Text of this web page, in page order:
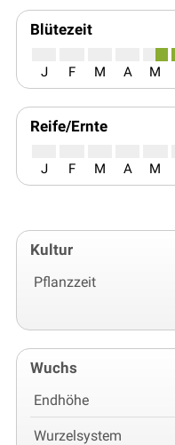
Blütezeit
J F M A M
Reife/Ernte
J F M A M
Kultur
Pflanzzeit
Wuchs
Endhöhe
Wurzelsystem